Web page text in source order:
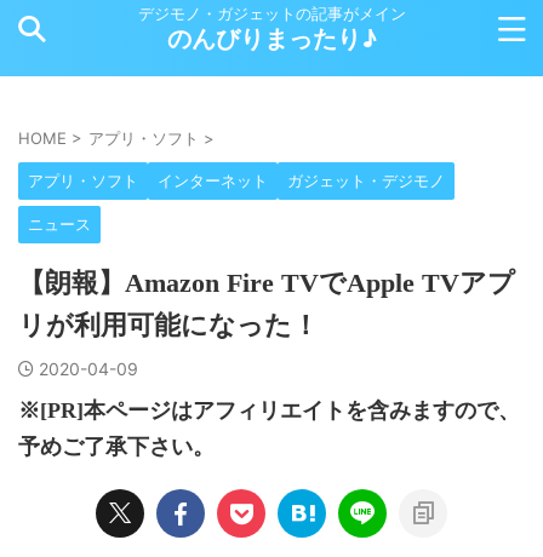
デジモノ・ガジェットの記事がメイン
のんびりまったり♪
HOME > アプリ・ソフト >
アプリ・ソフト インターネット ガジェット・デジモノ
ニュース
【朗報】Amazon Fire TVでApple TVアプ
リが利用可能になった！
2020-04-09
※[PR]本ページはアフィリエイトを含みますので、
予めご了承下さい。